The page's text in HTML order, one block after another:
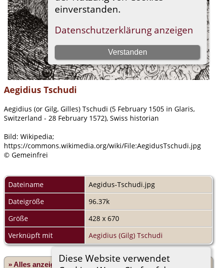
Diese Website verwendet
Aegidius Tschudi
Aegidius (or Gilg, Gilles) Tschudi (5 February 1505 in Glaris,
Switzerland - 28 February 1572), Swiss historian
Bild: Wikipedia;
https://commons.wikimedia.org/wiki/File:AegidusTschudi.jpg
© Gemeinfrei
Dateiname
Aegidus-Tschudi.jpg
Dateigröße
96.37k
Größe
428 x 670
Verknüpft mit
Aegidius (Gilg) Tschudi
» Alles anzeigen